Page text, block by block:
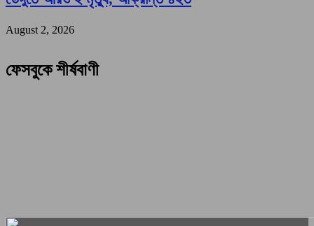
August 2, 2026
ফেসবুকে শীর্ষবাণী